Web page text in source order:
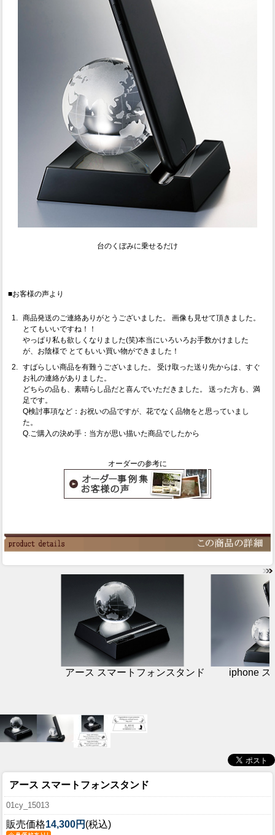
台のくぼみに乗せるだけ
■お客様の声より
商品発送のご連絡ありがとうございました。 画像も見せて頂きました。
とてもいいですね！！
やっぱり私も欲しくなりました(笑)本当にいろいろお手数かけました
が、お陰様で とてもいい買い物ができました！
すばらしい商品を有難うございました。 受け取った送り先からは、すぐ
お礼の連絡がありました。
どちらの品も、素晴らし品だと喜んでいただきました。 送った方も、満
足です。
Q検討事項など：お祝いの品ですが、花でなく品物をと思っていまし
た。
Q.ご購入の決め手：当方が思い描いた商品でしたから
オーダーの参考に
アース スマートフォンスタンド iphone ス
アース スマートフォンスタンド
01cy_15013
販売価格14,300円 (税込)